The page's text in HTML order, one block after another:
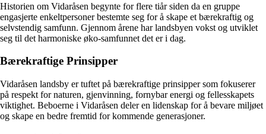
Historien om Vidaråsen begynte for flere tiår siden da en gruppe
engasjerte enkeltpersoner bestemte seg for å skape et bærekraftig og
selvstendig samfunn. Gjennom årene har landsbyen vokst og utviklet
seg til det harmoniske øko-samfunnet det er i dag.
Bærekraftige Prinsipper
Vidaråsen landsby er tuftet på bærekraftige prinsipper som fokuserer
på respekt for naturen, gjenvinning, fornybar energi og fellesskapets
viktighet. Beboerne i Vidaråsen deler en lidenskap for å bevare miljøet
og skape en bedre fremtid for kommende generasjoner.